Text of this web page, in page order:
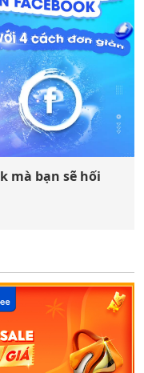
mà bạn sẽ hối